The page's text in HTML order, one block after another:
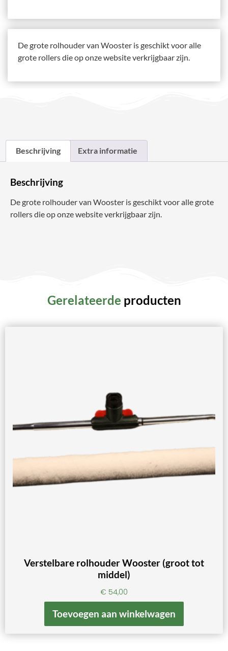
De grote rolhouder van Wooster is geschikt voor alle
grote rollers die op onze website verkrijgbaar zijn.
Beschrijving Extra informatie
Beschrijving
De grote rolhouder van Wooster is geschikt voor alle grote
rollers die op onze website verkrijgbaar zijn.
Gerelateerde producten
Verstelbare rolhouder Wooster (groot tot
middel)
€ 54,00
Toevoegen aan winkelwagen